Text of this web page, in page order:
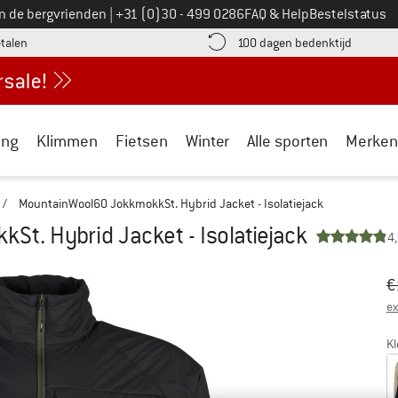
de bergvrienden Bel ons op
+31 (0)30 - 499 0286FAQ & HelpBestelstatus
vind de betalingsinformatie hier! Opent in een infovak
100 dagen bedenktijd Vind
Klimmen Fietsen Winter Alle sporten Merken
/ MountainWool60 JokkmokkSt. Hybrid Jacket - Isolatiejack
Hybrid Jacket - Isolatiejack
€